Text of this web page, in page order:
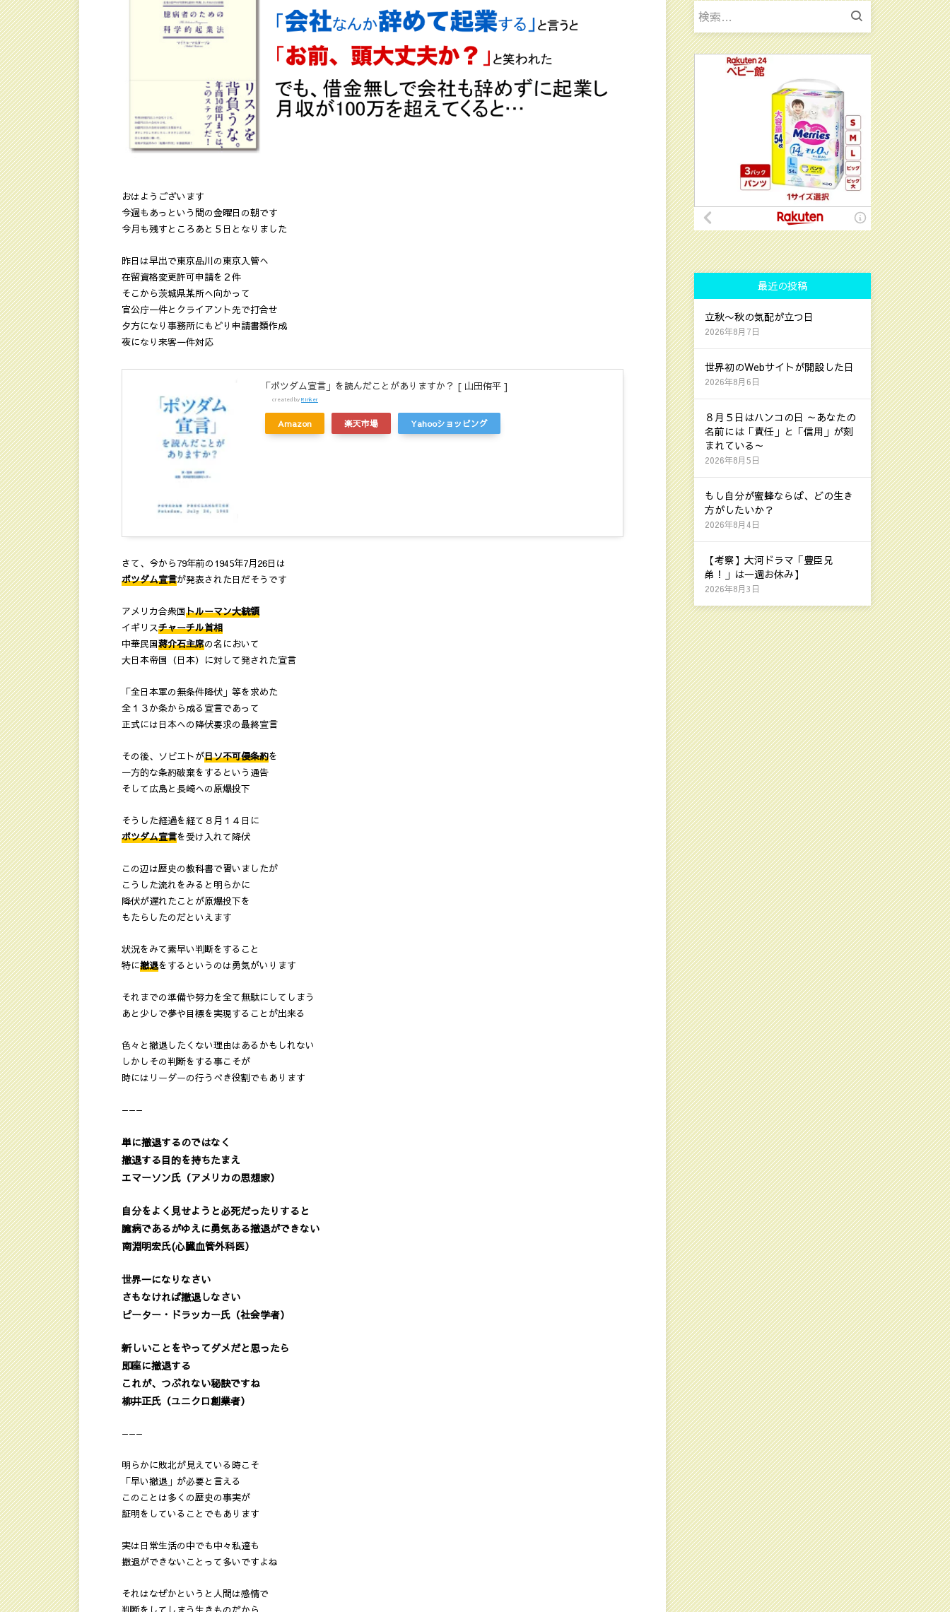
おはようございます
今週もあっという間の金曜日の朝です
今月も残すところあと５日となりました
昨日は早出で東京品川の東京入管へ
在留資格変更許可申請を２件
そこから茨城県某所へ向かって
官公庁一件とクライアント先で打合せ
夕方になり事務所にもどり申請書類作成
夜になり来客一件対応
「ポツダム宣言」を読んだことがありますか？ [ 山田侑平 ]
created byRinker
Amazon 楽天市場 Yahooショッピング
さて、今から79年前の1945年7月26日は
ポツダム宣言が発表された日だそうです
アメリカ合衆国トルーマン大統領
イギリスチャーチル首相
中華民国蒋介石主席の名において
大日本帝国（日本）に対して発された宣言
「全日本軍の無条件降伏」等を求めた
全１３か条から成る宣言であって
正式には日本への降伏要求の最終宣言
その後、ソビエトが日ソ不可侵条約を
一方的な条約破棄をするという通告
そして広島と長崎への原爆投下
そうした経過を経て８月１４日に
ポツダム宣言を受け入れて降伏
この辺は歴史の教科書で習いましたが
こうした流れをみると明らかに
降伏が遅れたことが原爆投下を
もたらしたのだといえます
状況をみて素早い判断をすること
特に撤退をするというのは勇気がいります
それまでの準備や努力を全て無駄にしてしまう
あと少しで夢や目標を実現することが出来る
色々と撤退したくない理由はあるかもしれない
しかしその判断をする事こそが
時にはリーダーの行うべき役割でもあります
———
単に撤退するのではなく
撤退する目的を持ちたまえ
エマーソン氏（アメリカの思想家）
自分をよく見せようと必死だったりすると
臆病であるがゆえに勇気ある撤退ができない
南淵明宏氏(心臓血管外科医）
世界一になりなさい
さもなければ撤退しなさい
ピーター・ドラッカー氏（社会学者）
新しいことをやってダメだと思ったら
即座に撤退する
これが、つぶれない秘訣ですね
柳井正氏（ユニクロ創業者）
———
明らかに敗北が見えている時こそ
「早い撤退」が必要と言える
このことは多くの歴史の事実が
証明をしていることでもあります
実は日常生活の中でも中々私達も
撤退ができないことって多いですよね
それはなぜかというと人間は感情で
検
索:
最近の投稿
立秋〜秋の気配が立つ日
2026年8月7日
世界初のWebサイトが開設した日
2026年8月6日
８月５日はハンコの日 ～あなたの
名前には「責任」と「信用」が刻
まれている～
2026年8月5日
もし自分が蜜蜂ならば、どの生き
方がしたいか？
2026年8月4日
【考察】大河ドラマ「豊臣兄
弟！」は一週お休み】
2026年8月3日